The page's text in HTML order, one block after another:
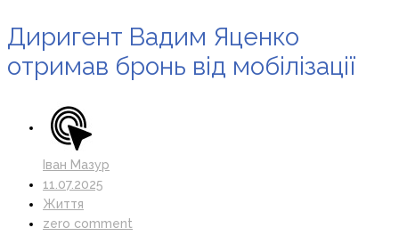
Диригент Вадим Яценко
отримав бронь від мобілізації
Іван Мазур
11.07.2025
Життя
zero comment